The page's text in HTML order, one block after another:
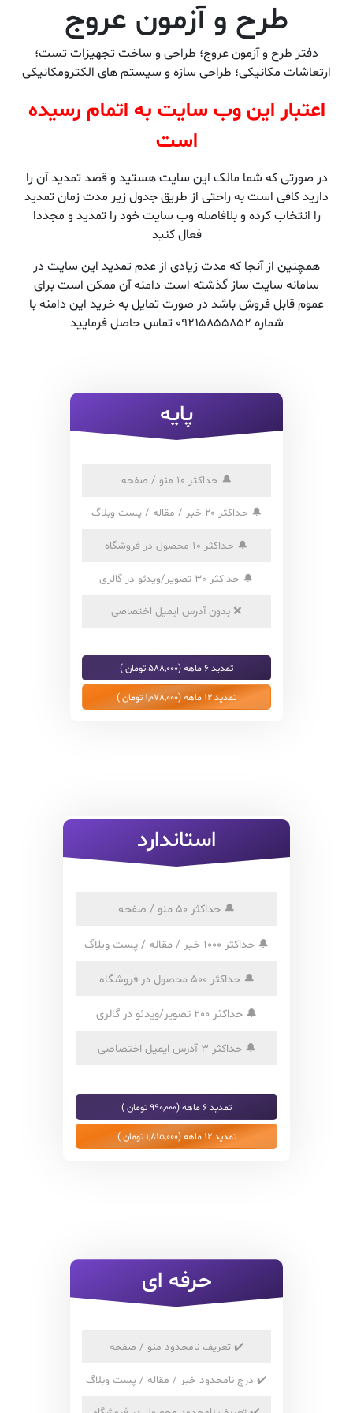
طرح و آزمون عروج
دفتر طرح و آزمون عروج؛ طراحی و ساخت تجهیزات تست؛
ارتعاشات مکانیکی؛ طراحی سازه و سیستم های الکترومکانیکی
اعتبار این وب سایت به اتمام رسیده
است
در صورتی که شما مالک این سایت هستید و قصد تمدید آن را
دارید کافی است به راحتی از طریق جدول زیر مدت زمان تمدید
را انتخاب کرده و بلافاصله وب سایت خود را تمدید و مجددا
فعال کنید
همچنین از آنجا که مدت زیادی از عدم تمدید این سایت در
سامانه سایت ساز گذشته است دامنه آن ممکن است برای
عموم قابل فروش باشد در صورت تمایل به خرید این دامنه با
شماره 09215855852 تماس حاصل فرمایید
پایه
🔔 حداکثر 10 منو / صفحه
🔔 حداکثر 20 خبر / مقاله / پست وبلاگ
🔔 حداکثر 10 محصول در فروشگاه
🔔 حداکثر 30 تصویر/ویدئو در گالری
❌ بدون آدرس ایمیل اختصاصی
تمدید 6 ماهه (588,000 تومان )
تمدید 12 ماهه (1,078,000 تومان )
استاندارد
🔔 حداکثر 50 منو / صفحه
🔔 حداکثر 1000 خبر / مقاله / پست وبلاگ
🔔حداکثر 500 محصول در فروشگاه
🔔 حداکثر 200 تصویر/ویدئو در گالری
🔔حداکثر 3 آدرس ایمیل اختصاصی
تمدید 6 ماهه (990,000 تومان )
تمدید 12 ماهه (1,815,000 تومان )
حرفه ای
✔️تعریف نامحدود منو / صفحه
✔️ درج نامحدود خبر / مقاله / پست وبلاگ